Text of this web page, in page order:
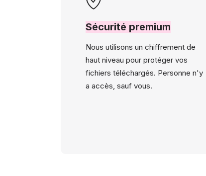
Sécurité premium
Nous utilisons un chiffrement de
haut niveau pour protéger vos
fichiers téléchargés. Personne n'y
a accès, sauf vous.